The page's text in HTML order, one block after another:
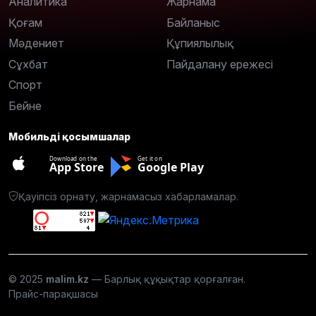
Қоғам
Мәдениет
Сұхбат
Спорт
Бейне
Байланыс
Құпиялылық
Пайдалану ережесі
Мобильді қосымшалар
Download on the
App Store
Get it on
Google Play
Қауіпсіз орнату, жарнамасыз хабарламалар.
© 2025 malim.kz — Барлық құқықтар қорғалған.
Прайс-парақшасы